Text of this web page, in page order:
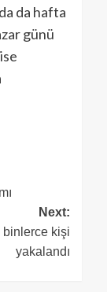
da hafta
günü
Next:
binlerce kişi
yakalandı